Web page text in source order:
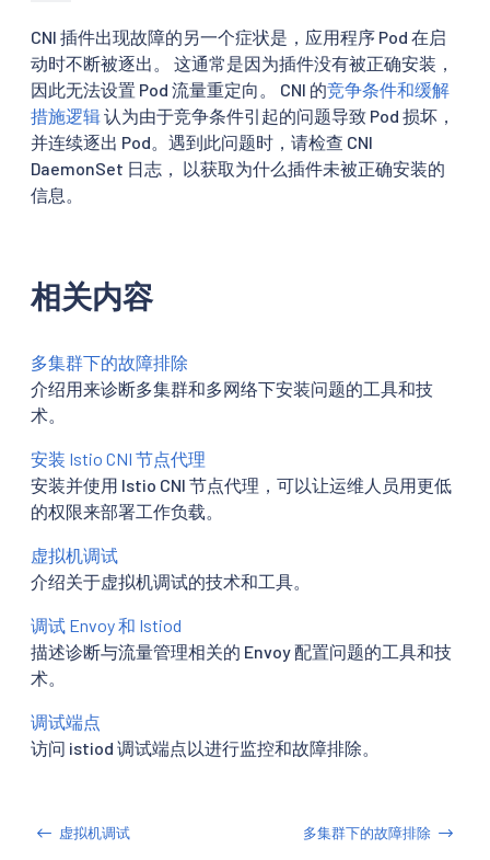
CNI 插件出现故障的另一个症状是，应用程序 Pod 在启
动时不断被逐出。 这通常是因为插件没有被正确安装，
因此无法设置 Pod 流量重定向。 CNI 的竞争条件和缓解
措施逻辑认为由于竞争条件引起的问题导致 Pod 损坏，
并连续逐出 Pod。遇到此问题时，请检查 CNI
DaemonSet 日志， 以获取为什么插件未被正确安装的
信息。
相关内容
多集群下的故障排除
介绍用来诊断多集群和多网络下安装问题的工具和技
术。
安装 Istio CNI 节点代理
安装并使用 Istio CNI 节点代理，可以让运维人员用更低
的权限来部署工作负载。
虚拟机调试
介绍关于虚拟机调试的技术和工具。
调试 Envoy 和 Istiod
描述诊断与流量管理相关的 Envoy 配置问题的工具和技
术。
调试端点
访问 istiod 调试端点以进行监控和故障排除。
虚拟机调试 多集群下的故障排除